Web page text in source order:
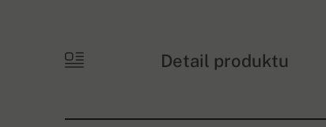
Detail produktu